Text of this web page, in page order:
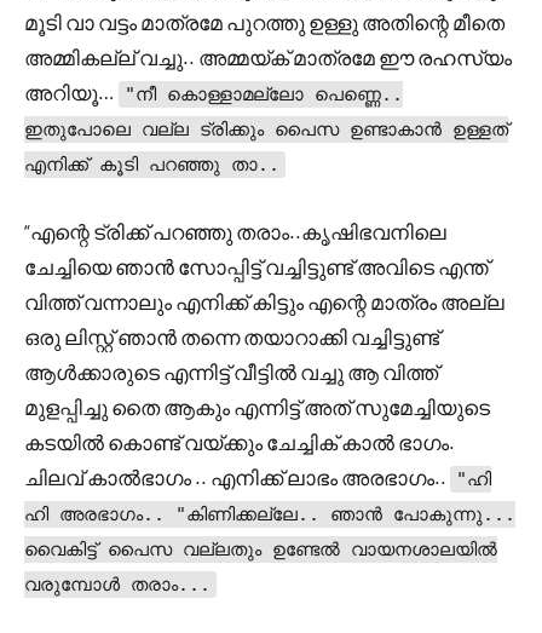
മൂടി വാ വട്ടം മാത്രമേ പുറത്തു ഉള്ളു അതിന്റെ മീതെ
അമ്മികല്ല് വച്ചു.. അമ്മയ്ക് മാത്രമേ ഈ രഹസ്യം
അറിയൂ…
"നീ കൊള്ളാമല്ലോ പെണ്ണെ..
ഇതുപോലെ വല്ല ട്രിക്കും പൈസ ഉണ്ടാകാൻ ഉള്ളത്
എനിക്ക് കൂടി പറഞ്ഞു താ..
“എന്റെ ട്രിക്ക് പറഞ്ഞു തരാം..കൃഷിഭവനിലെ
ചേച്ചിയെ ഞാൻ സോപ്പിട്ട് വച്ചിട്ടുണ്ട് അവിടെ എന്ത്
വിത്ത് വന്നാലും എനിക്ക് കിട്ടും എന്റെ മാത്രം അല്ല
ഒരു ലിസ്റ്റ് ഞാൻ തന്നെ തയാറാക്കി വച്ചിട്ടുണ്ട്
ആൾക്കാരുടെ എന്നിട്ട് വീട്ടിൽ വച്ചു ആ വിത്ത്
മുളപ്പിച്ചു തൈ ആകും എന്നിട്ട് അത് സുമേച്ചിയുടെ
കടയിൽ കൊണ്ട് വയ്ക്കും ചേച്ചിക് കാൽ ഭാഗം.
ചിലവ് കാൽഭാഗം .. എനിക്ക് ലാഭം അരഭാഗം..
"ഹി
ഹി അരഭാഗം.. "കിണിക്കല്ലേ.. ഞാൻ പോകുന്നു...
വൈകിട്ട് പൈസ വല്ലതും ഉണ്ടേൽ വായനശാലയിൽ
വരുമ്പോൾ തരാം...